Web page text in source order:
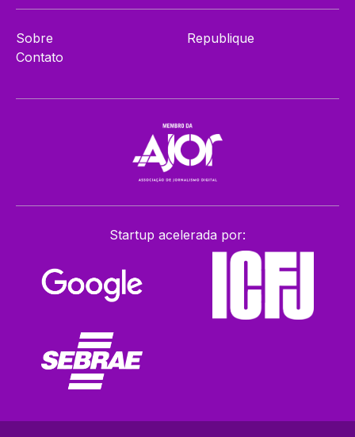
Sobre
Contato
Republique
Startup acelerada por: